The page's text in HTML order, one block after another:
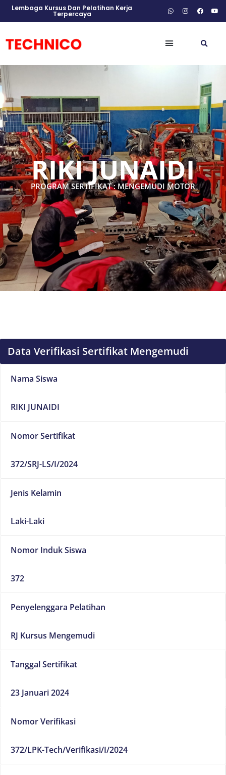
Lembaga Kursus Dan Pelatihan Kerja
Terpercaya
RIKI JUNAIDI
PROGRAM SERTIFIKAT : MENGEMUDI MOTOR
Data Verifikasi Sertifikat Mengemudi
Nama Siswa
RIKI JUNAIDI
Nomor Sertifikat
372/SRJ-LS/I/2024
Jenis Kelamin
Laki-Laki
Nomor Induk Siswa
372
Penyelenggara Pelatihan
RJ Kursus Mengemudi
Tanggal Sertifikat
23 Januari 2024
Nomor Verifikasi
372/LPK-Tech/Verifikasi/I/2024